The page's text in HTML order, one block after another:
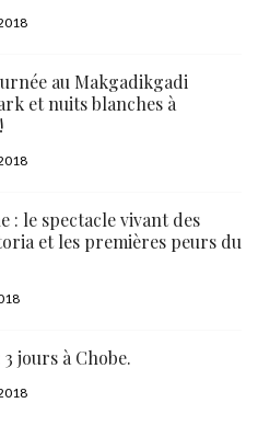
au Makgadikgadi
et nuits blanches à
: le spectacle vivant des
et les premières peurs du
jours à Chobe.